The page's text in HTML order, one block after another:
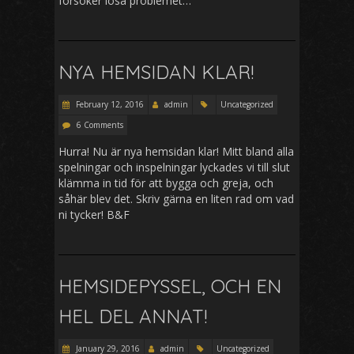
NYA HEMSIDAN KLAR!
February 12, 2016 admin
Uncategorized
6 Comments
Hurra! Nu är nya hemsidan klar! Mitt bland alla
spelningar och inspelningar lyckades vi till slut
klämma in tid för att bygga och greja, och
såhär blev det. Skriv gärna en liten rad om vad
ni tycker! B&F
HEMSIDEPYSSEL, OCH EN
HEL DEL ANNAT!
January 29, 2016 admin Uncategorized